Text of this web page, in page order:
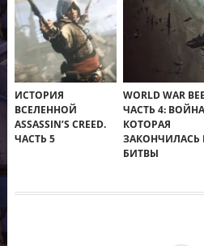
ИСТОРИЯ
ВСЕЛЕННОЙ
ASSASSIN’S CREED.
ЧАСТЬ 5
WORLD WAR
ЧАСТЬ 4:
КОТОРАЯ
ЗАКОНЧИЛАСЬ
БИТВЫ